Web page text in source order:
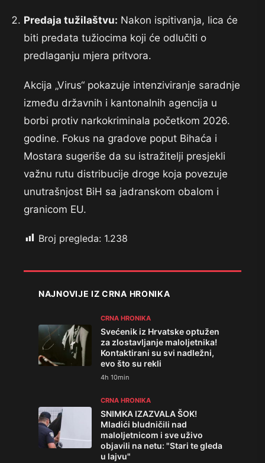
Predaja tužilaštvu: Nakon ispitivanja, lica će
biti predata tužiocima koji će odlučiti o
predlaganju mjera pritvora.
Akcija „Virus“ pokazuje intenziviranje saradnje
između državnih i kantonalnih agencija u
borbi protiv narkokriminala početkom 2026.
godine. Fokus na gradove poput Bihaća i
Mostara sugeriše da su istražitelji presjekli
važnu rutu distribucije droge koja povezuje
unutrašnjost BiH sa jadranskom obalom i
granicom EU.
Broj pregleda: 1.238
NAJNOVIJE IZ CRNA HRONIKA
CRNA HRONIKA
Svećenik iz Hrvatske optužen
za zlostavljanje maloljetnika!
Kontaktirani su svi nadležni,
evo što su rekli
4h 10min
CRNA HRONIKA
SNIMKA IZAZVALA ŠOK!
Mladići bludničili nad
maloljetnicom i sve uživo
objavili na netu: "Stari te gleda
u lajvu"